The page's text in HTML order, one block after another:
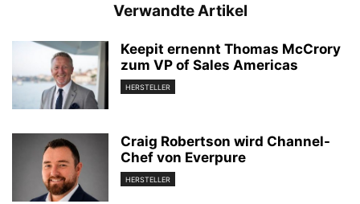
Verwandte Artikel
Keepit ernennt Thomas McCrory
zum VP of Sales Americas
HERSTELLER
Craig Robertson wird Channel-
Chef von Everpure
HERSTELLER